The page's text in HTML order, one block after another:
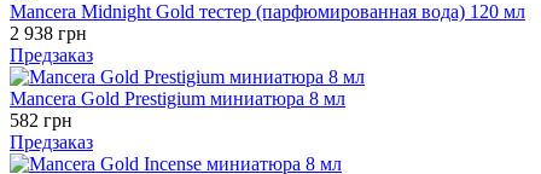
Mancera Midnight Gold тестер (парфюмированная вода) 120 мл
2 938 грн
Предзаказ
Mancera Gold Prestigium миниатюра 8 мл
582 грн
Предзаказ